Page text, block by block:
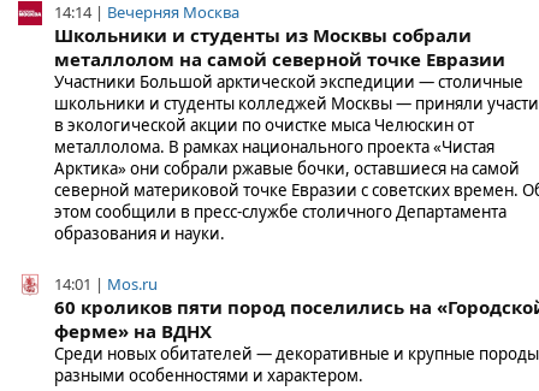
14:14 | Вечерняя Москва
Школьники и студенты из Москвы собрали
металлолом на самой северной точке Евразии
Участники Большой арктической экспедиции ― столичные
школьники и студенты колледжей Москвы ― приняли
в экологической акции по очистке мыса Челюскин от
металлолома. В рамках национального проекта «Чистая
Арктика» они собрали ржавые бочки, оставшиеся на самой
северной материковой точке Евразии с советских времен.
этом сообщили в пресс-службе столичного Департамента
образования и науки.
14:01 | Mos.ru
60 кроликов пяти пород поселились на
ферме» на ВДНХ
Среди новых обитателей — декоративные и крупные
разными особенностями и характером.